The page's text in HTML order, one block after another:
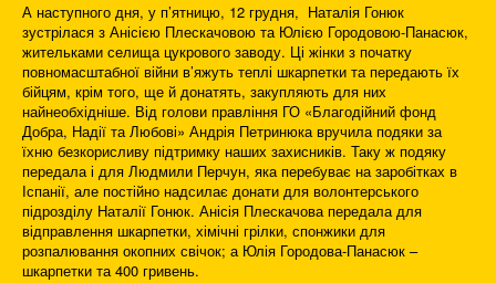
А наступного дня, у п’ятницю, 12 грудня, Наталія Гонюк
зустрілася з Анісією Плескачовою та Юлією Городовою-Панасюк,
жительками селища цукрового заводу. Ці жінки з початку
повномасштабної війни в’яжуть теплі шкарпетки та передають їх
бійцям, крім того, ще й донатять, закупляють для них
найнеобхідніше. Від голови правління ГО «Благодійний фонд
Добра, Надії та Любові» Андрія Петринюка вручила подяки за
їхню безкорисливу підтримку наших захисників. Таку ж подяку
передала і для Людмили Перчун, яка перебуває на заробітках в
Іспанії, але постійно надсилає донати для волонтерського
підрозділу Наталії Гонюк. Анісія Плескачова передала для
відправлення шкарпетки, хімічні грілки, спонжики для
розпалювання окопних свічок; а Юлія Городова-Панасюк –
шкарпетки та 400 гривень.